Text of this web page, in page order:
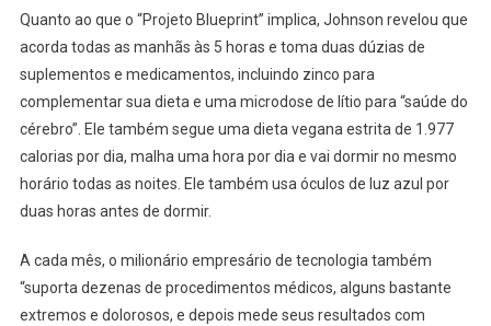
Quanto ao que o “Projeto Blueprint” implica, Johnson revelou que
acorda todas as manhãs às 5 horas e toma duas dúzias de
suplementos e medicamentos, incluindo zinco para
complementar sua dieta e uma microdose de lítio para “saúde do
cérebro”. Ele também segue uma dieta vegana estrita de 1.977
calorias por dia, malha uma hora por dia e vai dormir no mesmo
horário todas as noites. Ele também usa óculos de luz azul por
duas horas antes de dormir.
A cada mês, o milionário empresário de tecnologia também
“suporta dezenas de procedimentos médicos, alguns bastante
extremos e dolorosos, e depois mede seus resultados com